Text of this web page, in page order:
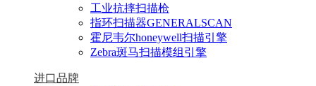
工业抗摔扫描枪
指环扫描器GENERALSCAN
霍尼韦尔honeywell扫描引擎
Zebra斑马扫描模组引擎
进口品牌